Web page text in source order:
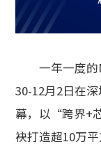
一年一度的
30-12月2日在
幕，以“跨界+
袂打造超10万